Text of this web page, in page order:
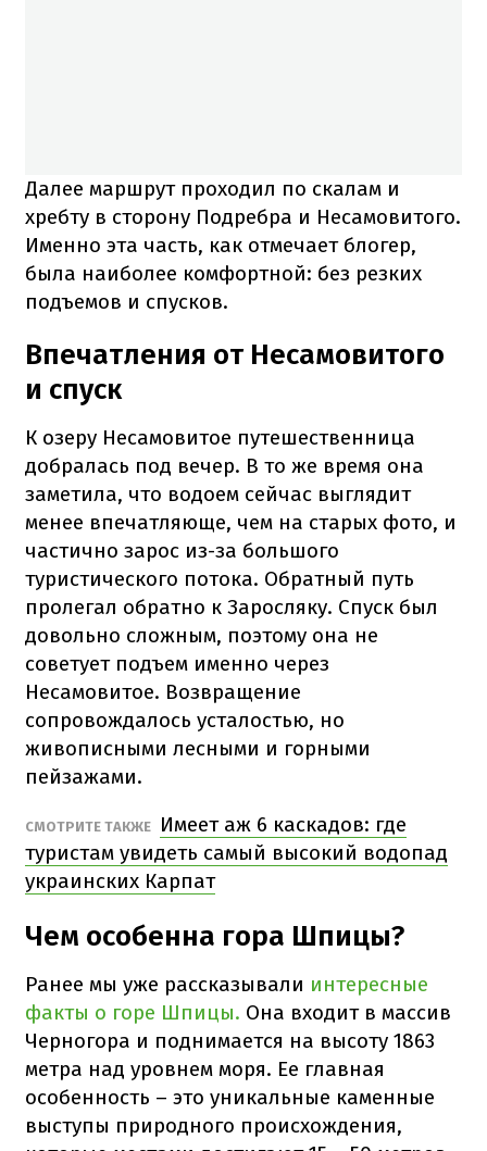
Далее маршрут проходил по скалам и
хребту в сторону Подребра и Несамовитого.
Именно эта часть, как отмечает блогер,
была наиболее комфортной: без резких
подъемов и спусков.
Впечатления от Несамовитого
и спуск
К озеру Несамовитое путешественница
добралась под вечер. В то же время она
заметила, что водоем сейчас выглядит
менее впечатляюще, чем на старых фото, и
частично зарос из-за большого
туристического потока. Обратный путь
пролегал обратно к Заросляку. Спуск был
довольно сложным, поэтому она не
советует подъем именно через
Несамовитое. Возвращение
сопровождалось усталостью, но
живописными лесными и горными
пейзажами.
СМОТРИТЕ ТАКЖЕ
Имеет аж 6 каскадов: где
туристам увидеть самый высокий водопад
украинских Карпат
Чем особенна гора Шпицы?
Ранее мы уже рассказывали интересные
факты о горе Шпицы. Она входит в массив
Черногора и поднимается на высоту 1863
метра над уровнем моря. Ее главная
особенность – это уникальные каменные
выступы природного происхождения,